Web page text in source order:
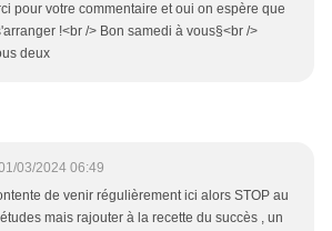
pour votre commentaire et oui on espère que
!<br /> Bon samedi à vous§<br />
deux
03/2024 06:49
de venir régulièrement ici alors STOP au
mais rajouter à la recette du succès , un